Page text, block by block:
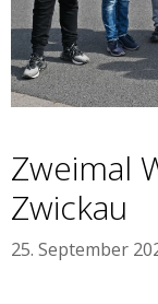
Zweimal
Zwickau
25. September